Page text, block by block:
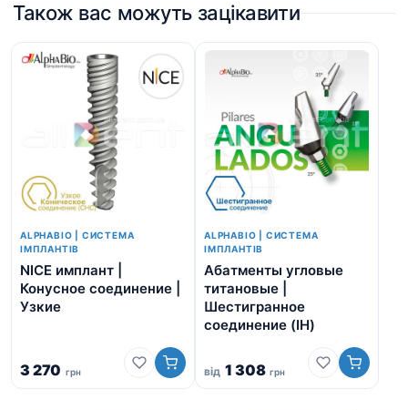
Також вас можуть зацікавити
ALPHABIO | СИСТЕМА
ІМПЛАНТІВ
NICE имплант |
Конусное соединение |
Узкие
3 270 грн
ALPHABIO | СИСТЕМА
ІМПЛАНТІВ
Абатменты угловые
титановые |
Шестигранное
соединение (IH)
від 1 308 грн